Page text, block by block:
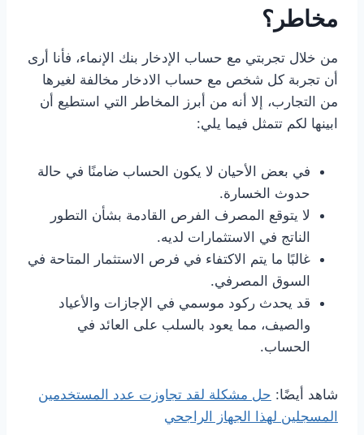
مخاطر؟
من خلال تجربتي مع حساب الإدخار بنك الإنماء، فأنا أرى
أن تجربة كل شخص مع حساب الادخار مخالفة لغيرها
من التجارب، إلا أنه من أبرز المخاطر التي استطيع أن
ابينها لكم تتمثل فيما يلي:
في بعض الأحيان لا يكون الحساب ضامنًا في حالة
حدوث الخسارة.
لا يتوقع المصرف الفرص القادمة بشأن التطور
الناتج في الاستثمارات لديه.
غالبًا ما يتم الاكتفاء في فرص الاستثمار المتاحة في
السوق المصرفي.
قد يحدث ركود موسمي في الإجازات والأعياد
والصيف، مما يعود بالسلب على العائد في
الحساب.
شاهد أيضًا: حل مشكلة لقد تجاوزت عدد المستخدمين
المسجلين لهذا الجهاز الراجحي